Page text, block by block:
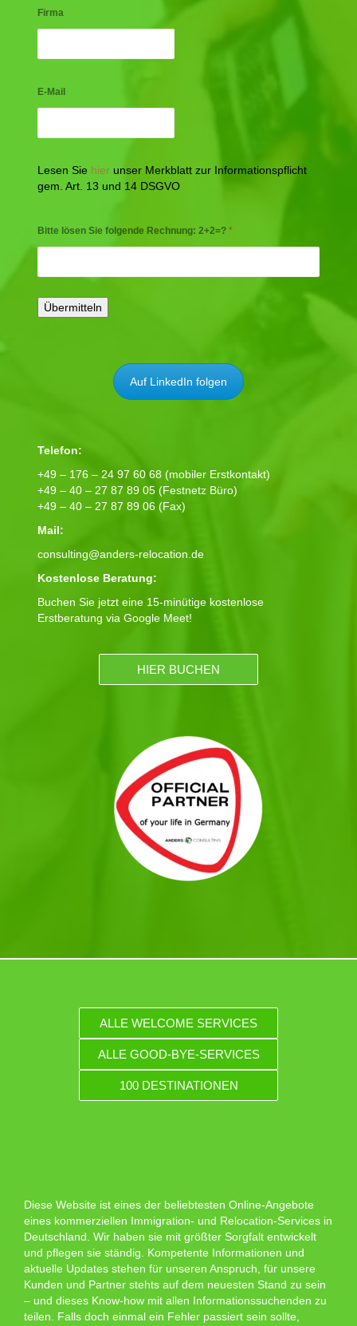
Firma
E-Mail
Lesen Sie hier unser Merkblatt zur Informationspflicht
gem. Art. 13 und 14 DSGVO
Bitte lösen Sie folgende Rechnung: 2+2=? *
Auf LinkedIn folgen
Telefon:
+49 – 176 – 24 97 60 68 (mobiler Erstkontakt)
+49 – 40 – 27 87 89 05 (Festnetz Büro)
+49 – 40 – 27 87 89 06 (Fax)
Mail:
consulting@anders-relocation.de
Kostenlose Beratung:
Buchen Sie jetzt eine 15-minütige kostenlose
Erstberatung via Google Meet!
HIER BUCHEN
ALLE WELCOME SERVICES
ALLE GOOD-BYE-SERVICES
100 DESTINATIONEN
Diese Website ist eines der beliebtesten Online-Angebote
eines kommerziellen Immigration- und Relocation-Services in
Deutschland. Wir haben sie mit größter Sorgfalt entwickelt
und pflegen sie ständig. Kompetente Informationen und
aktuelle Updates stehen für unseren Anspruch, für unsere
Kunden und Partner stehts auf dem neuesten Stand zu sein
– und dieses Know-how mit allen Informationssuchenden zu
teilen. Falls doch einmal ein Fehler passiert sein sollte,